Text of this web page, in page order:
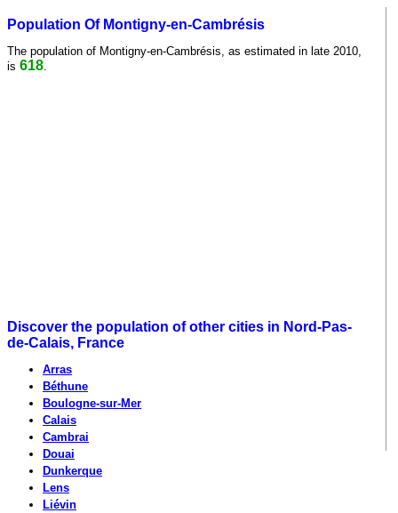
Population Of Montigny-en-Cambrésis
The population of Montigny-en-Cambrésis, as estimated in late 2010,
is 618
Discover the population of other cities in Nord-Pas-
de-Calais, France
Arras
Béthune
Boulogne-sur-Mer
Calais
Cambrai
Douai
Dunkerque
Lens
Liévin